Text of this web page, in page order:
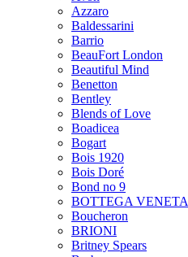
Azzaro
Baldessarini
Barrio
BeauFort London
Beautiful Mind
Benetton
Bentley
Blends of Love
Boadicea
Bogart
Bois 1920
Bois Doré
Bond no 9
BOTTEGA VENETA
Boucheron
BRIONI
Britney Spears